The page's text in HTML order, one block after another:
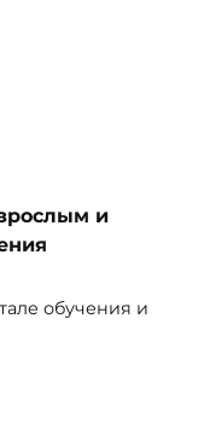
и
обучения и